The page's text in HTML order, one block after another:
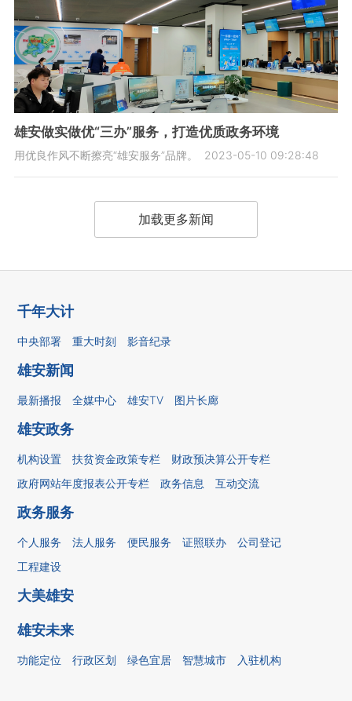
雄安做实做优“三办”服务，打造优质政务环境
用优良作风不断擦亮“雄安服务”品牌。 2023-05-10 09:28:48
加载更多新闻
千年大计
中央部署 重大时刻 影音纪录
雄安新闻
最新播报 全媒中心 雄安TV 图片长廊
雄安政务
机构设置 扶贫资金政策专栏
财政预决算公开专栏
政府网站年度报表公开专栏
政务信息 互动交流
政务服务
个人服务 法人服务 便民服务 证照联办
公司登记
工程建设
大美雄安
雄安未来
功能定位 行政区划 绿色宜居 智慧城市 入驻机构